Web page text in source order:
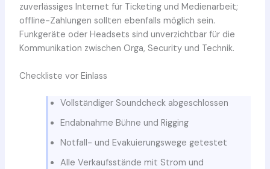
zuverlässiges Internet für Ticketing und Medienarbeit;
offline-Zahlungen sollten ebenfalls möglich sein.
Funkgeräte oder Headsets sind unverzichtbar für die
Kommunikation zwischen Orga, Security und Technik.
Checkliste vor Einlass
Vollständiger Soundcheck abgeschlossen
Endabnahme Bühne und Rigging
Notfall- und Evakuierungswege getestet
Alle Verkaufsstände mit Strom und